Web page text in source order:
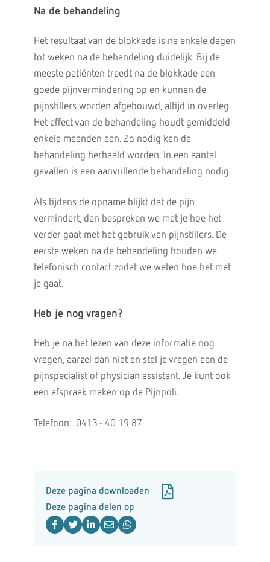
Na de behandeling
Het resultaat van de blokkade is na enkele dagen
tot weken na de behandeling duidelijk. Bij de
meeste patiënten treedt na de blokkade een
goede pijnvermindering op en kunnen de
pijnstillers worden afgebouwd, altijd in overleg.
Het effect van de behandeling houdt gemiddeld
enkele maanden aan. Zo nodig kan de
behandeling herhaald worden. In een aantal
gevallen is een aanvullende behandeling nodig.
Als tijdens de opname blijkt dat de pijn
vermindert, dan bespreken we met je hoe het
verder gaat met het gebruik van pijnstillers. De
eerste weken na de behandeling houden we
telefonisch contact zodat we weten hoe het met
je gaat.
Heb je nog vragen?
Heb je na het lezen van deze informatie nog
vragen, aarzel dan niet en stel je vragen aan de
pijnspecialist of physician assistant. Je kunt ook
een afspraak maken op de Pijnpoli.
Telefoon: 0413 - 40 19 87
Deze pagina downloaden
Deze pagina delen op